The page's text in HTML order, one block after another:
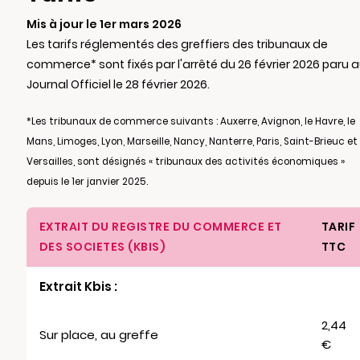
Mis à jour le 1er mars 2026
Les tarifs réglementés des greffiers des tribunaux de
commerce* sont fixés par l'arrêté du 26 février 2026 paru
Journal Officiel le 28 février 2026.
*Les tribunaux de commerce suivants : Auxerre, Avignon, le Havre, le
Mans, Limoges, Lyon, Marseille, Nancy, Nanterre, Paris, Saint-Brieuc et
Versailles, sont désignés « tribunaux des activités économiques »
depuis le 1er janvier 2025.
EXTRAIT DU REGISTRE DU COMMERCE ET
DES SOCIETES (KBIS)
TARIF
TTC
Extrait Kbis :
Sur place, au greffe
2,44
€